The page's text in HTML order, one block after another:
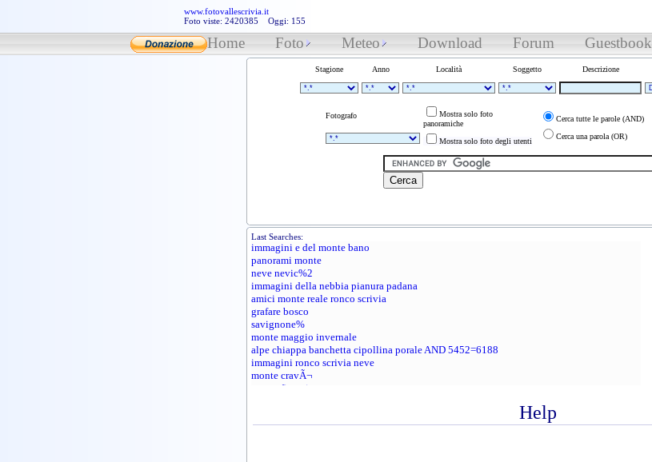
www.fotovallescrivia.it
Foto viste: 2420385 Oggi: 155
Home Foto Meteo Download Forum Guestbook
Stagione Anno Località Soggetto Descrizione
Fotografo
Mostra solo foto
panoramiche
Cerca tutte le parole (AND)
Cerca una parola (OR)
Mostra solo foto degli utenti
Last Searches:
immagini e del monte bano
panorami monte
neve nevic%2
immagini della nebbia pianura padana
amici monte reale ronco scrivia
grafare bosco
savignone%
monte maggio invernale
alpe chiappa banchetta cipollina porale AND 5452=6188
immagini ronco scrivia neve
monte cravÃ¬
monte figne innevato
genova savignone monte maggio c
Help